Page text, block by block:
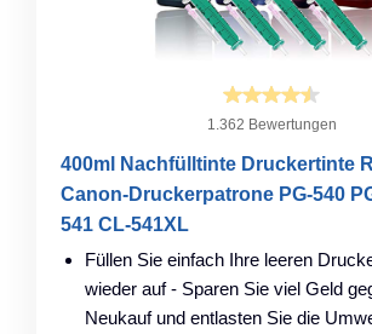
1.362 Bewertungen
400ml Nachfülltinte Druckertinte
Canon-Druckerpatrone PG-540
541 CL-541XL
Füllen Sie einfach Ihre leeren
wieder auf - Sparen Sie viel Geld
Neukauf und entlasten Sie die